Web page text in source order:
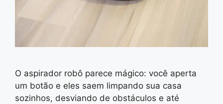
O aspirador robô parece mágico: você aperta
um botão e eles saem limpando sua casa
sozinhos, desviando de obstáculos e até